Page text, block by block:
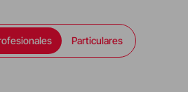
Particulares